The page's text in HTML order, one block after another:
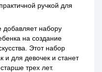
ручкой для
добавляет набору
на создание
Этот набор
и для девочек и станет
трех лет.